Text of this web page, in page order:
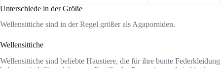
Unterschiede in der Größe
Wellensittiche sind in der Regel größer als Agaporniden.
Wellensittiche
Wellensittiche sind beliebte Haustiere, die für ihre bunte Federkleidung